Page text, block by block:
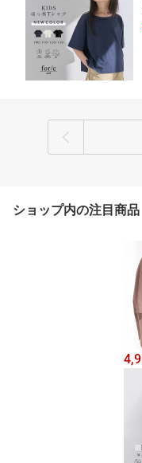
ショップ内の注目商品